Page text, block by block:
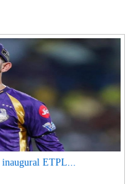
inaugural ETPL...